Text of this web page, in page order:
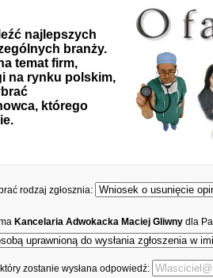
najlepszych
branży.
temat firm,
na rynku polskim,
którego
rodzaj zgłosznia:
Kancelaria Adwokacka Maciej Gliwny dla
zostanie wysłana odpowiedź: